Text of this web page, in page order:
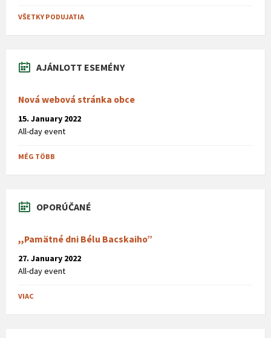
VŠETKY PODUJATIA
AJÁNLOTT ESEMÉNY
Nová webová stránka obce
15. January 2022
All-day event
MÉG TÖBB
OPORÚČANÉ
,,Pamätné dni Bélu Bacskaiho”
27. January 2022
All-day event
VIAC